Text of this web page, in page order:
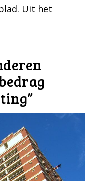
Uit het